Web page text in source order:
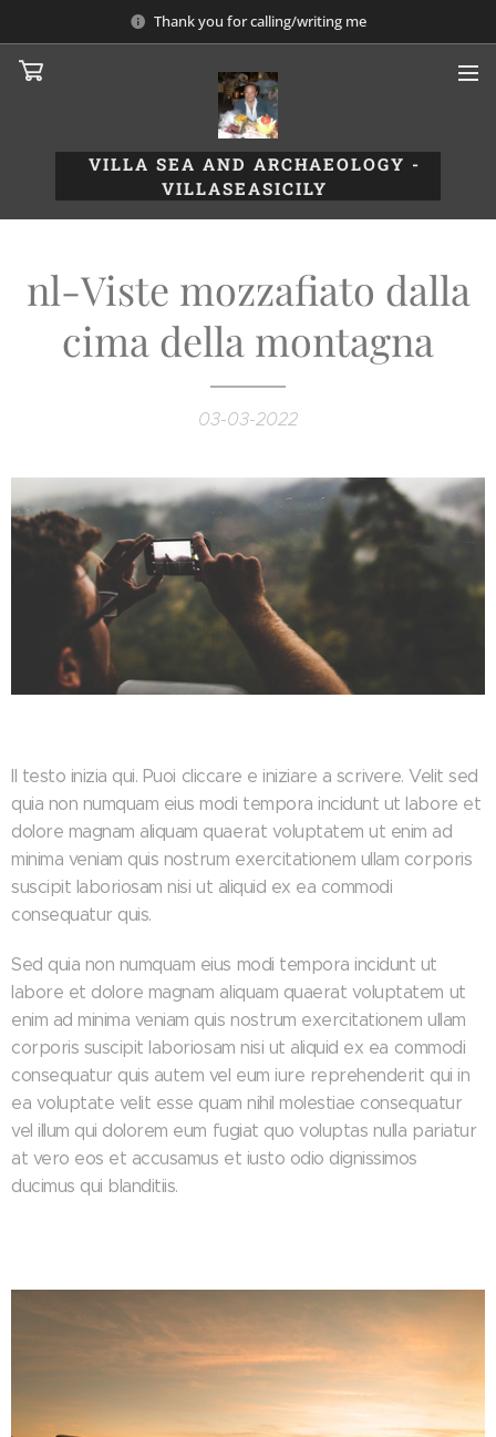
Thank you for calling/writing me
VILLA SEA AND ARCHAEOLOGY -
VILLASEASICILY
nl-Viste mozzafiato dalla
cima della montagna
03-03-2022
Il testo inizia qui. Puoi cliccare e iniziare a scrivere. Velit sed
quia non numquam eius modi tempora incidunt ut labore et
dolore magnam aliquam quaerat voluptatem ut enim ad
minima veniam quis nostrum exercitationem ullam corporis
suscipit laboriosam nisi ut aliquid ex ea commodi
consequatur quis.
Sed quia non numquam eius modi tempora incidunt ut
labore et dolore magnam aliquam quaerat voluptatem ut
enim ad minima veniam quis nostrum exercitationem ullam
corporis suscipit laboriosam nisi ut aliquid ex ea commodi
consequatur quis autem vel eum iure reprehenderit qui in
ea voluptate velit esse quam nihil molestiae consequatur
vel illum qui dolorem eum fugiat quo voluptas nulla pariatur
at vero eos et accusamus et iusto odio dignissimos
ducimus qui blanditiis.